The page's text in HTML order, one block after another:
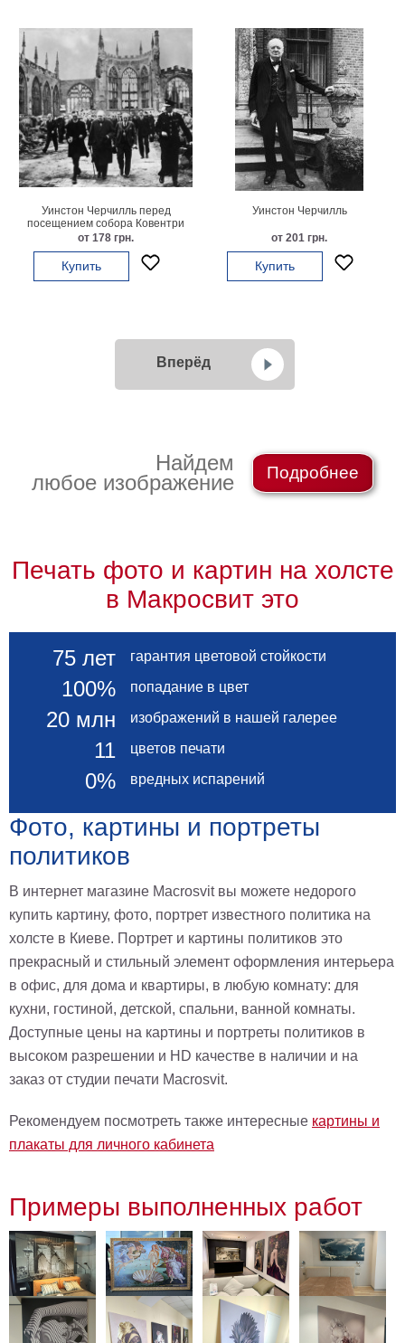
Уинстон Черчилль перед
посещением собора Ковентри
от 178 грн.
Купить
Уинстон Черчилль
от 201 грн.
Купить
Вперёд
Найдем
любое изображение
Подробнее
Печать фото и картин на холсте
в Макросвит это
75 лет гарантия цветовой стойкости
100% попадание в цвет
20 млн изображений в нашей галерее
11 цветов печати
0% вредных испарений
Фото, картины и портреты
политиков
В интернет магазине Macrosvit вы можете недорого
купить картину, фото, портрет известного политика на
холсте в Киеве. Портрет и картины политиков это
прекрасный и стильный элемент оформления интерьера
в офис, для дома и квартиры, в любую комнату: для
кухни, гостиной, детской, спальни, ванной комнаты.
Доступные цены на картины и портреты политиков в
высоком разрешении и HD качестве в наличии и на
заказ от студии печати Macrosvit.
Рекомендуем посмотреть также интересные картины и
плакаты для личного кабинета
Примеры выполненных работ